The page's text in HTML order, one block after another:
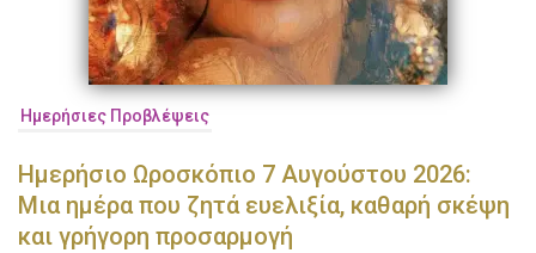
Ημερήσιες Προβλέψεις
Ημερήσιο Ωροσκόπιο 7 Αυγούστου 2026:
Μια ημέρα που ζητά ευελιξία, καθαρή σκέψη
και γρήγορη προσαρμογή